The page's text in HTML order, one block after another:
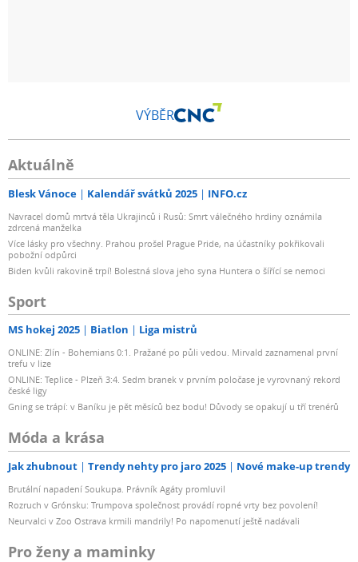
VÝBĚR
Aktuálně
Blesk Vánoce Kalendář svátků 2025 INFO.cz
Navracel domů mrtvá těla Ukrajinců i Rusů: Smrt válečného hrdiny oznámila
zdrcená manželka
Více lásky pro všechny. Prahou prošel Prague Pride, na účastníky pokřikovali
pobožní odpůrci
Biden kvůli rakovině trpí! Bolestná slova jeho syna Huntera o šířící se nemoci
Sport
MS hokej 2025 Biatlon Liga mistrů
ONLINE: Zlín - Bohemians 0:1. Pražané po půli vedou. Mirvald zaznamenal první
trefu v lize
ONLINE: Teplice - Plzeň 3:4. Sedm branek v prvním poločase je vyrovnaný rekord
české ligy
Gning se trápí: v Baníku je pět měsíců bez bodu! Důvody se opakují u tří trenérů
Móda a krása
Jak zhubnout Trendy nehty pro jaro 2025 Nové make-up trendy
Brutální napadení Soukupa. Právník Agáty promluvil
Rozruch v Grónsku: Trumpova společnost provádí ropné vrty bez povolení!
Neurvalci v Zoo Ostrava krmili mandrily! Po napomenutí ještě nadávali
Pro ženy a maminky